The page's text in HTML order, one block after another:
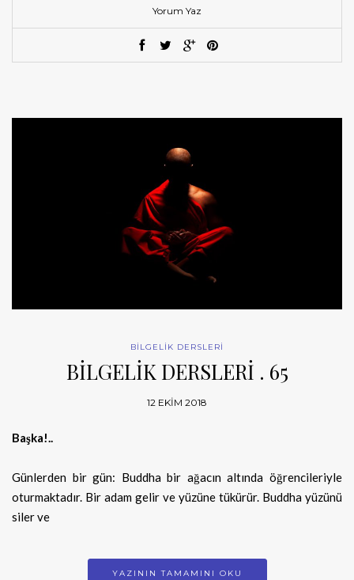
Yorum Yaz
BİLGELİK DERSLERİ
BİLGELİK DERSLERİ . 65
12 EKIM 2018
Başka!..
Günlerden bir gün: Buddha bir ağacın altında öğrencileriyle
oturmaktadır. Bir adam gelir ve yüzüne tükürür. Buddha yüzünü
siler ve
YAZININ TAMAMINI OKU